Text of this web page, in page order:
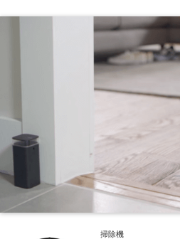
掃除機